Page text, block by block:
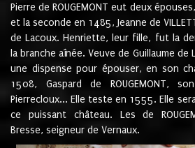
Pierre de ROUGEMONT eut deux
et la seconde en 1485, Jeanne de
de Lacoux. Henriette, leur fille, fut la
la branche aînée. Veuve de Guillaume de
une dispense pour épouser, en son
1508, Gaspard de ROUGEMONT,
Pierrecloux... Elle teste en 1555. Elle
ce puissant château. Les de
Bresse, seigneur de Vernaux.